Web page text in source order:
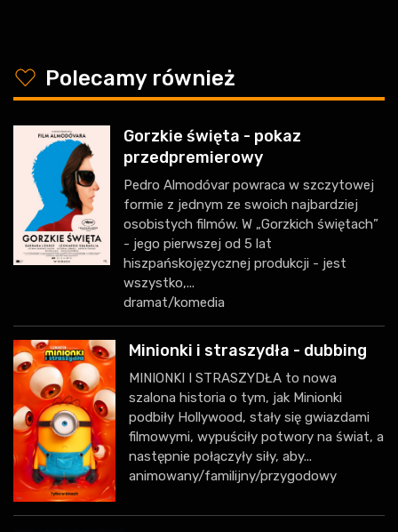
y Polecamy również
Gorzkie święta - pokaz
przedpremierowy
Pedro Almodóvar powraca w szczytowej
formie z jednym ze swoich najbardziej
osobistych filmów. W „Gorzkich świętach”
- jego pierwszej od 5 lat
hiszpańskojęzycznej produkcji - jest
wszystko,...
dramat/komedia
Minionki i straszydła - dubbing
MINIONKI I STRASZYDŁA to nowa
szalona historia o tym, jak Minionki
podbiły Hollywood, stały się gwiazdami
filmowymi, wypuściły potwory na świat, a
następnie połączyły siły, aby...
animowany/familijny/przygodowy